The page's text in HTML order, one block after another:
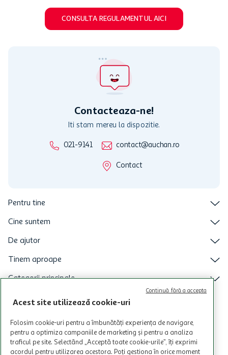
CONSULTA REGULAMENTUL AICI
Contacteaza-ne!
Iti stam mereu la dispozitie.
021-9141 contact@auchan.ro
Contact
Pentru tine
Cine suntem
De ajutor
Tinem aproape
Categorii principale
Intra acum in aplicatia Auchan
Acest site utilizează cookie-uri
Folosim cookie-uri pentru a îmbunătăți experiența de navigare,
pentru a optimiza campaniile de marketing și pentru a analiza
traficul pe site. Selectând „Acceptă toate cookie-urile”, îți exprimi
acordul pentru utilizarea acestora. Poți gestiona în orice moment
Continuă fără a accepta